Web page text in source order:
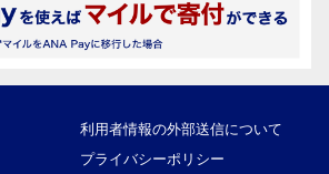
利用者情報の外部送信について
プライバシーポリシー